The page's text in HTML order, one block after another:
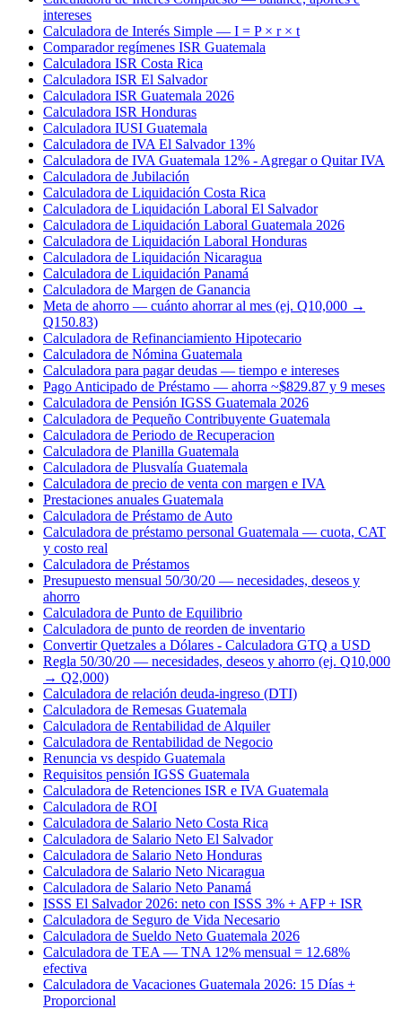
intereses
Calculadora de Interés Simple — I = P × r × t
Comparador regímenes ISR Guatemala
Calculadora ISR Costa Rica
Calculadora ISR El Salvador
Calculadora ISR Guatemala 2026
Calculadora ISR Honduras
Calculadora IUSI Guatemala
Calculadora de IVA El Salvador 13%
Calculadora de IVA Guatemala 12% - Agregar o Quitar IVA
Calculadora de Jubilación
Calculadora de Liquidación Costa Rica
Calculadora de Liquidación Laboral El Salvador
Calculadora de Liquidación Laboral Guatemala 2026
Calculadora de Liquidación Laboral Honduras
Calculadora de Liquidación Nicaragua
Calculadora de Liquidación Panamá
Calculadora de Margen de Ganancia
Meta de ahorro — cuánto ahorrar al mes (ej. Q10,000 →
Q150.83)
Calculadora de Refinanciamiento Hipotecario
Calculadora de Nómina Guatemala
Calculadora para pagar deudas — tiempo e intereses
Pago Anticipado de Préstamo — ahorra ~$829.87 y 9 meses
Calculadora de Pensión IGSS Guatemala 2026
Calculadora de Pequeño Contribuyente Guatemala
Calculadora de Periodo de Recuperacion
Calculadora de Planilla Guatemala
Calculadora de Plusvalía Guatemala
Calculadora de precio de venta con margen e IVA
Prestaciones anuales Guatemala
Calculadora de Préstamo de Auto
Calculadora de préstamo personal Guatemala — cuota, CAT
y costo real
Calculadora de Préstamos
Presupuesto mensual 50/30/20 — necesidades, deseos y
ahorro
Calculadora de Punto de Equilibrio
Calculadora de punto de reorden de inventario
Convertir Quetzales a Dólares - Calculadora GTQ a USD
Regla 50/30/20 — necesidades, deseos y ahorro (ej. Q10,000
→ Q2,000)
Calculadora de relación deuda-ingreso (DTI)
Calculadora de Remesas Guatemala
Calculadora de Rentabilidad de Alquiler
Calculadora de Rentabilidad de Negocio
Renuncia vs despido Guatemala
Requisitos pensión IGSS Guatemala
Calculadora de Retenciones ISR e IVA Guatemala
Calculadora de ROI
Calculadora de Salario Neto Costa Rica
Calculadora de Salario Neto El Salvador
Calculadora de Salario Neto Honduras
Calculadora de Salario Neto Nicaragua
Calculadora de Salario Neto Panamá
ISSS El Salvador 2026: neto con ISSS 3% + AFP + ISR
Calculadora de Seguro de Vida Necesario
Calculadora de Sueldo Neto Guatemala 2026
Calculadora de TEA — TNA 12% mensual = 12.68%
efectiva
Calculadora de Vacaciones Guatemala 2026: 15 Días +
Proporcional